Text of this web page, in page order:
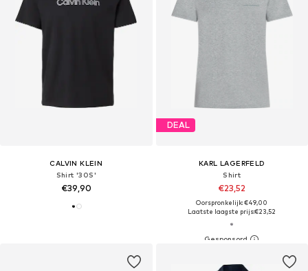
CALVIN KLEIN
Shirt '30S'
€39,90
DEAL
KARL LAGERFELD
Shirt
€23,52
Oorspronkelijk: €49,00
Laatste laagste prijs:€23,52